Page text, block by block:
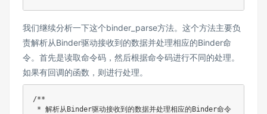
我们继续分析一下这个binder_parse方法。这个方法主要负
责解析从Binder驱动接收到的数据并处理相应的Binder命
令。首先是读取命令码，然后根据命令码进行不同的处理。
如果有回调的函数，则进行处理。
/**
* 解析从Binder驱动接收到的数据并处理相应的Binder命令